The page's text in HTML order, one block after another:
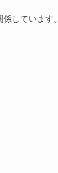
しています。